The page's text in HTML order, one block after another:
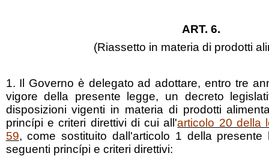
ART. 6.
(Riassetto in materia di prodotti
1. Il Governo è delegato ad adottare, entro tre
vigore della presente legge, un decreto
disposizioni vigenti in materia di prodotti
princípi e criteri direttivi di cui all'articolo 20 della
59, come sostituito dall'articolo 1 della
seguenti princípi e criteri direttivi: